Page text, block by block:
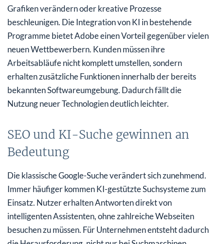
Grafiken verändern oder kreative Prozesse
beschleunigen. Die Integration von KI in bestehende
Programme bietet Adobe einen Vorteil gegenüber vielen
neuen Wettbewerbern. Kunden müssen ihre
Arbeitsabläufe nicht komplett umstellen, sondern
erhalten zusätzliche Funktionen innerhalb der bereits
bekannten Softwareumgebung. Dadurch fällt die
Nutzung neuer Technologien deutlich leichter.
SEO und KI-Suche gewinnen an
Bedeutung
Die klassische Google-Suche verändert sich zunehmend.
Immer häufiger kommen KI-gestützte Suchsysteme zum
Einsatz. Nutzer erhalten Antworten direkt von
intelligenten Assistenten, ohne zahlreiche Webseiten
besuchen zu müssen. Für Unternehmen entsteht dadurch